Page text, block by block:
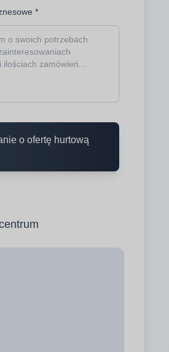
*
o ofertę hurtową